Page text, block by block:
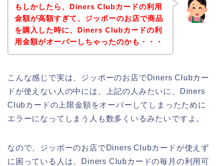
もしかしたら、Diners Clubカードの利用
金額が高額すぎて、ジッポーのお店で商品
を購入した時に、Diners Clubカードの利
用金額がオーバーしちゃったのかも・・・
こんな感じで実は、ジッポーのお店でDiners Clubカー
ドが使えない人の中には、上記の人みたいに、Diners
Clubカードの上限金額をオーバーしてしまったために
エラーになってしまう人も数多くいるみたいですよ。
なので、ジッポーのお店でDiners Clubカードが使えず
に困っている人は、Diners Clubカードの毎月の利用可